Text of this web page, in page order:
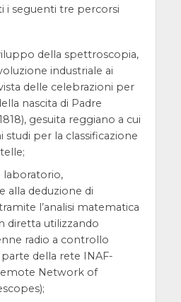
i seguenti tre percorsi
della spettroscopia,
industriale ai
delle celebrazioni per
nascita di Padre
gesuita reggiano a cui
studi per la classificazione
laboratorio,
alla deduzione di
l’analisi matematica
diretta utilizzando
radio a controllo
della rete INAF-
Network of